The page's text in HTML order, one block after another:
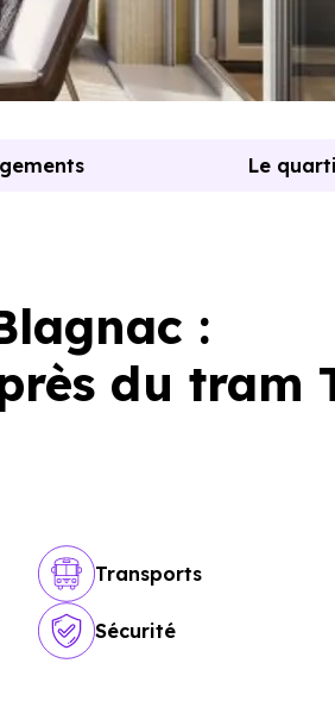
:
du tram
Transports
Sécurité
Le